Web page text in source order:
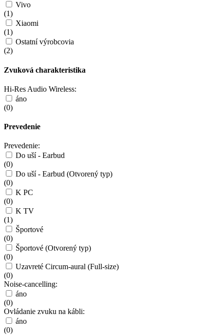
Vivo
(1)
Xiaomi
(1)
Ostatní výrobcovia
(2)
Zvuková charakteristika
Hi-Res Audio Wireless:
áno
(0)
Prevedenie
Prevedenie:
Do uší - Earbud
(0)
Do uší - Earbud (Otvorený typ)
(0)
K PC
(0)
K TV
(1)
Športové
(0)
Športové (Otvorený typ)
(0)
Uzavreté Circum-aural (Full-size)
(0)
Noise-cancelling:
áno
(0)
Ovládanie zvuku na kábli:
áno
(0)